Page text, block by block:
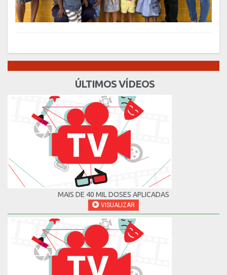
ÚLTIMOS VÍDEOS
MAIS DE 40 MIL DOSES APLICADAS
VISUALIZAR